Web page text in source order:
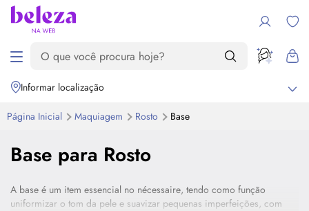
Informar localização
Página Inicial Maquiagem Rosto Base
Base para Rosto
A base é um item essencial no nécessaire, tendo como função
uniformizar o tom da pele e suavizar pequenas imperfeições, com